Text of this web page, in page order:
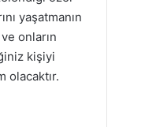
yaşatmanın
onların
kişiyi
olacaktır.